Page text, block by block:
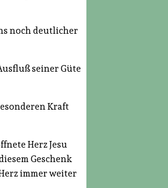
noch deutlicher
seiner Güte
Kraft
Herz Jesu
Geschenk
immer weiter